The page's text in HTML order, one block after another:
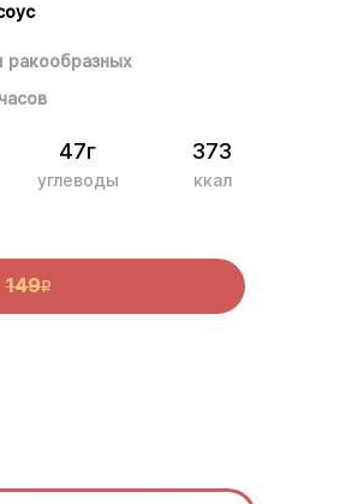
ракообразных
47г
углеводы
373
ккал
149R